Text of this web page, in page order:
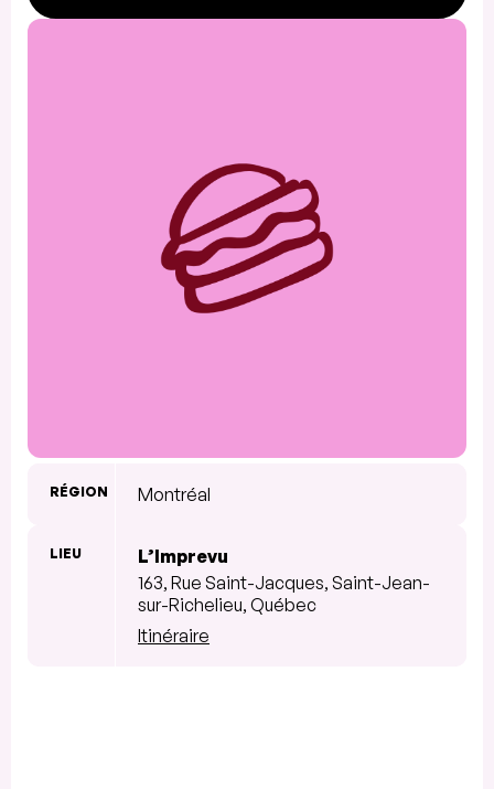
RÉGION Montréal
LIEU
L’Imprevu
163, Rue Saint-Jacques, Saint-Jean-
sur-Richelieu, Québec
Itinéraire